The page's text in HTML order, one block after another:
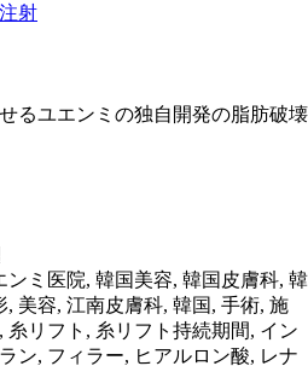
射
るユエンミの独自開発の脂肪破壊